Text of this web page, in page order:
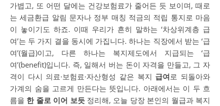
가볍고, 또 어떤 달에는 건강보험료가 줄어든 듯 보이며, 때로
는 세금환급 알림 문자나 정부 매칭 적금의 적립 통지로 마음
이 놓이기도 하죠. 이때 우리가 흔히 말하는 ‘차상위계층 급
여’는 두 가지 결을 동시에 가집니다. 하나는 직장에서 받는 ‘급
여’(월급)이고, 다른 하나는 복지제도에서 지급되는 ‘급
여’(benefit)입니다. 즉, 일해서 버는 돈이 자격을 만들고, 그 자
격이 다시 의료·보험료·자산형성 같은 복지 급여로 되돌아와
가계의 숨을 고르게 만든다는 뜻입니다. 아래에서는 이 두 흐
름을 한 줄로 이어 보듯정리해, 오늘 당장 본인의 월급과 복지